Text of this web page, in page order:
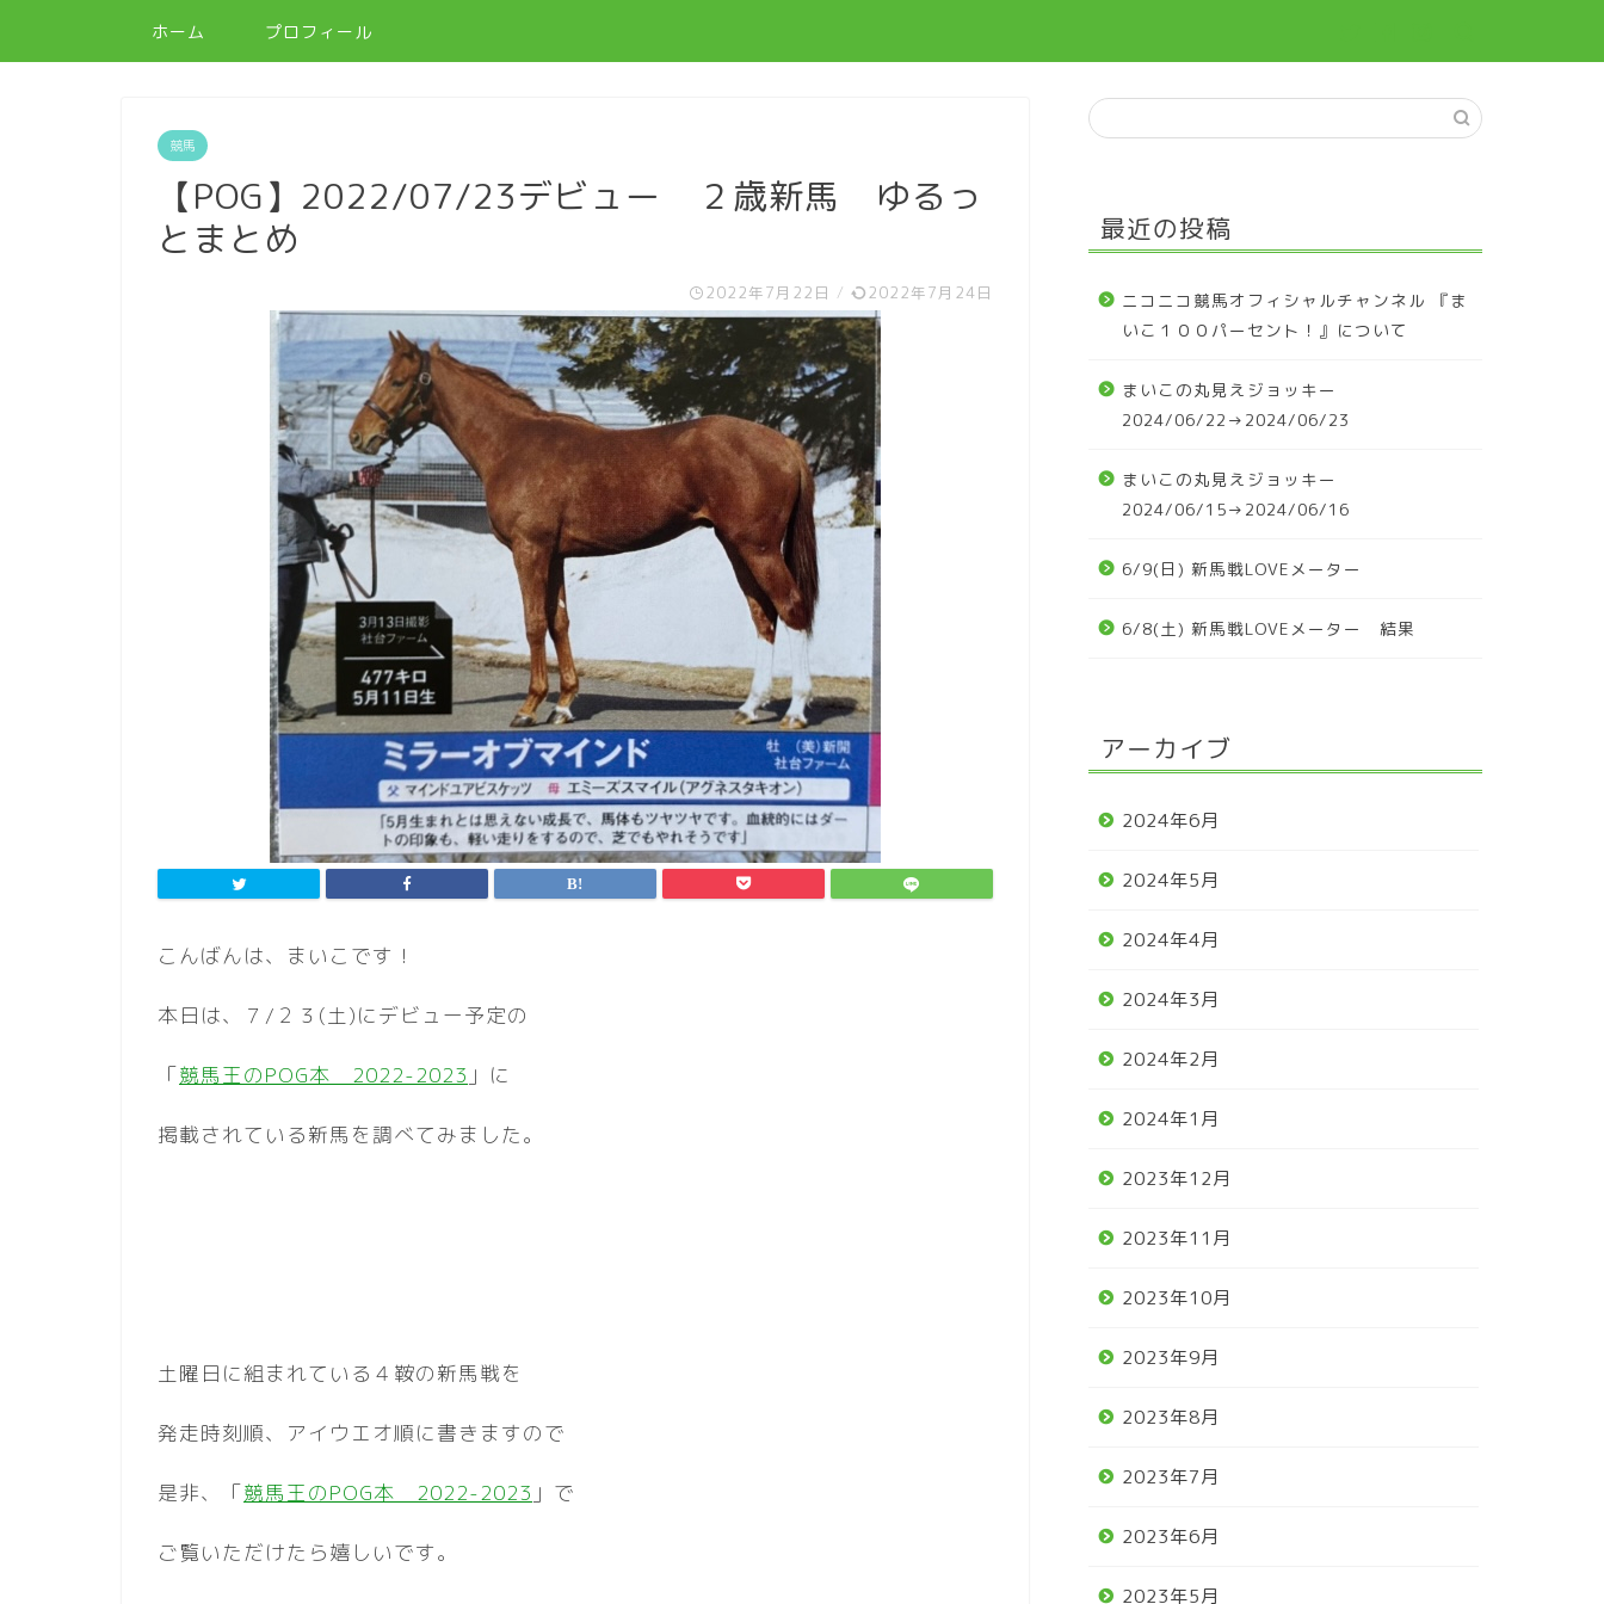
ホーム プロフィール
競馬
【POG】2022/07/23デビュー ２歳新馬 ゆるっ
とまとめ
2022年7月22日 / 2022年7月24日
こんばんは、まいこです！
本日は、７/２３(土)にデビュー予定の
「競馬王のPOG本 2022-2023 」に
掲載されている新馬を調べてみました。
土曜日に組まれている４鞍の新馬戦を
発走時刻順、アイウエオ順に書きますので
是非、「競馬王のPOG本 2022-2023 」で
ご覧いただけたら嬉しいです。
最近の投稿
ニコニコ競馬オフィシャルチャンネル 『ま
いこ１００パーセント！』について
まいこの丸見えジョッキー
2024/06/22→2024/06/23
まいこの丸見えジョッキー
2024/06/15→2024/06/16
6/9(日) 新馬戦LOVEメーター
6/8(土) 新馬戦LOVEメーター 結果
アーカイブ
2024年6月
2024年5月
2024年4月
2024年3月
2024年2月
2024年1月
2023年12月
2023年11月
2023年10月
2023年9月
2023年8月
2023年7月
2023年6月
2023年5月